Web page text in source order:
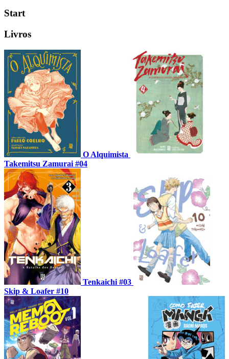
Start
Livros
O Alquimista
Takemitsu Zamurai #04
Tenkaichi #03
Skip & Loafer #10